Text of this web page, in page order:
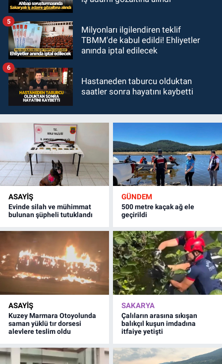
Milyonları ilgilendiren teklif
TBMM'de kabul edildi! Ehliyetler
anında iptal edilecek
5
Hastaneden taburcu olduktan
saatler sonra hayatını kaybetti
6
ASAYİŞ
Evinde silah ve mühimmat
bulunan şüpheli tutuklandı
GÜNDEM
500 metre kaçak ağ ele
geçirildi
ASAYİŞ
Kuzey Marmara Otoyolunda
saman yüklü tır dorsesi
alevlere teslim oldu
SAKARYA
Çalıların arasına sıkışan
balıkçıl kuşun imdadına
itfaiye yetişti